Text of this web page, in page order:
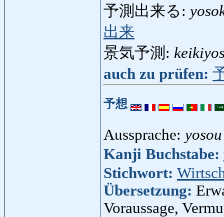
予測出来る:
出来
景気予測:
auch zu prüfen:
予想
Aussprache: yosou
Kanji Buchstabe:
Stichwort:
Übersetzung:
Voraussage,